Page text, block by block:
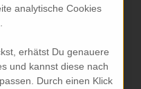
analytische Cookies
erhätst Du genauere
und kannst diese nach
Durch einen Klick